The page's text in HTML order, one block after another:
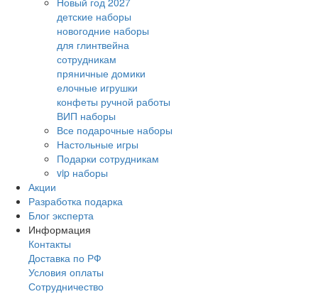
детские наборы
новогодние наборы
для глинтвейна
сотрудникам
пряничные домики
елочные игрушки
конфеты ручной работы
ВИП наборы
Все подарочные наборы
Настольные игры
Подарки сотрудникам
vip наборы
Акции
Разработка подарка
Блог эксперта
Информация
Контакты
Доставка по РФ
Условия оплаты
Сотрудничество